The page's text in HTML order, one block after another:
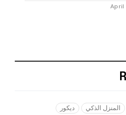
المنزل الذكي ديكور